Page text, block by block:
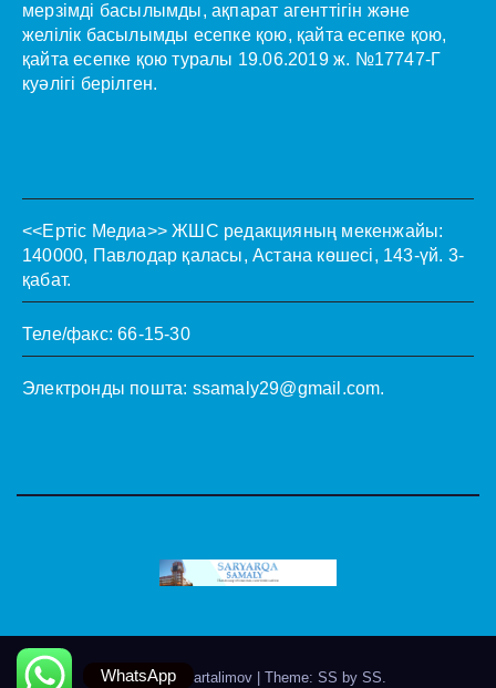
мерзімді басылымды, ақпарат агенттігін және
желілік басылымды есепке қою, қайта есепке қою,
қайта есепке қою туралы 19.06.2019 ж. №17747-Г
куәлігі берілген.
<<Ертіс Медиа>> ЖШС редакцияның мекенжайы:
140000, Павлодар қаласы, Астана көшесі, 143-үй. 3-
қабат.
Теле/факс: 66-15-30
Электронды пошта: ssamaly29@gmail.com.
Theme by @artalimov Theme: SS by SS.
WhatsApp